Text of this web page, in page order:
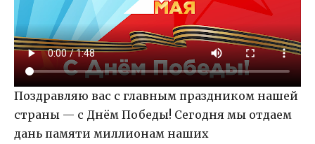
Поздравляю вас с главным праздником нашей
страны — с Днём Победы! Сегодня мы отдаем
дань памяти миллионам наших